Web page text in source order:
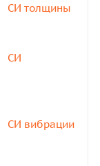
СИ толщины
СИ
СИ вибрации